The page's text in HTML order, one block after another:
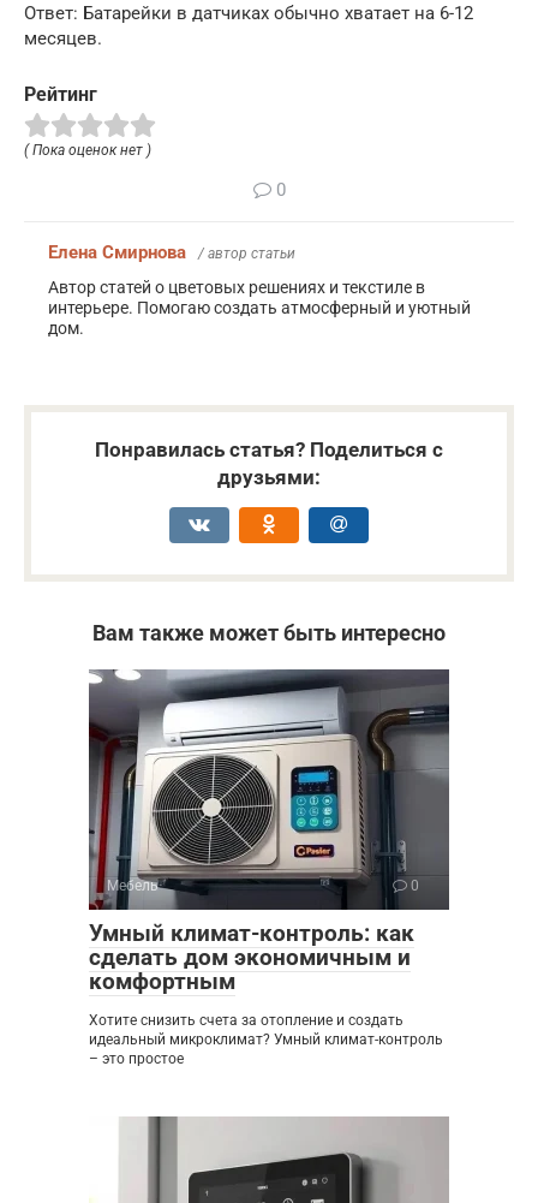
Ответ: Батарейки в датчиках обычно хватает на 6-12
месяцев.
Рейтинг
( Пока оценок нет )
0
Елена Смирнова / автор статьи
Автор статей о цветовых решениях и текстиле в
интерьере. Помогаю создать атмосферный и уютный
дом.
Понравилась статья? Поделиться с
друзьями:
Вам также может быть интересно
Мебель 0
Умный климат-контроль: как
сделать дом экономичным и
комфортным
Хотите снизить счета за отопление и создать
идеальный микроклимат? Умный климат-контроль
– это простое